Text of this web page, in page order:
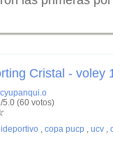
Cristal - voley
/5.0 (60 votos)
, copa pucp , ucv ,